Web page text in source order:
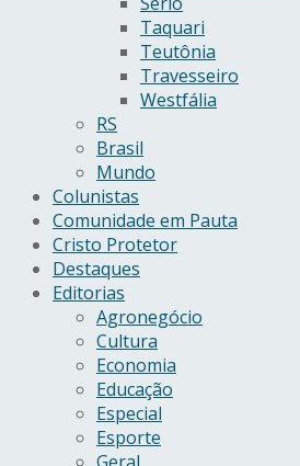
Taquari
Teutônia
Travesseiro
Westfália
RS
Brasil
Mundo
Colunistas
Comunidade em Pauta
Cristo Protetor
Destaques
Editorias
Agronegócio
Cultura
Economia
Educação
Especial
Esporte